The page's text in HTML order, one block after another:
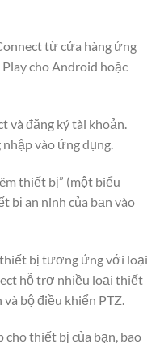
từ cửa hàng ứng
cho Android hoặc
và đăng ký tài khoản.
vào ứng dụng.
thiết bị” (một biểu
bị an ninh của bạn vào
bị tương ứng với loại
hỗ trợ nhiều loại thiết
và bộ điều khiển PTZ.
thiết bị của bạn, bao